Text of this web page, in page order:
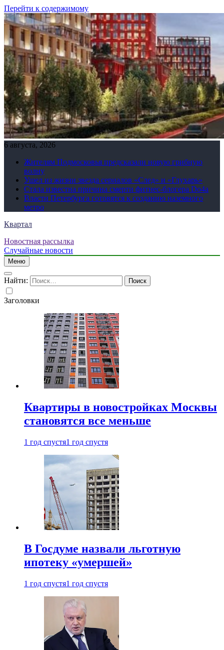
Перейти к содержимому
6 августа, 2026
Жителям Подмосковья предсказали новую грибную
волну
Ушел из жизни звезда сериалов «След» и «Глухарь»
Стала известна причина смерти фитнес-блогера Do4а
Власти Петербурга готовятся к созданию наземного
метро
Квартал
Новостная рассылка
Случайные новости
Меню
Найти:
Заголовки
Квартиры в новостройках Москвы
становятся все меньше
1 год спустя1 год спустя
В Госдуме назвали льготную
ипотеку «умершей»
1 год спустя1 год спустя